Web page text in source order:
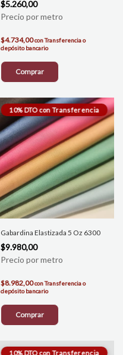
$5.260,00
$4.734,00conTransferencia o
depósito bancario
Comprar
Gabardina Elastizada 5 Oz 6300
$9.980,00
$8.982,00conTransferencia o
depósito bancario
Comprar